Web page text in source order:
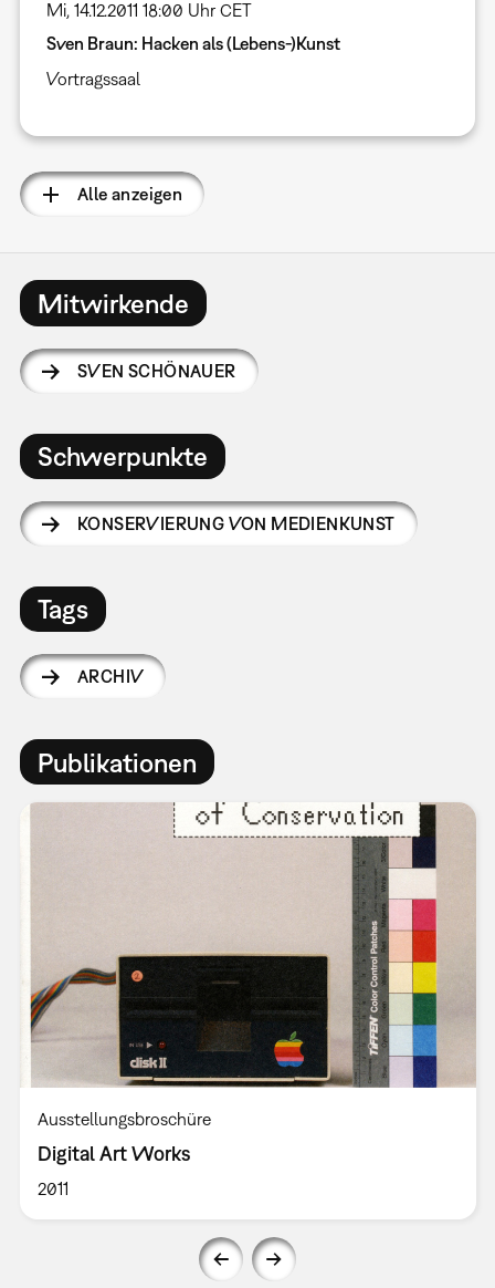
Mi, 14.12.2011 18:00 Uhr CET
Sven Braun: Hacken als (Lebens-)Kunst
Vortragssaal
Alle anzeigen
Mitwirkende
SVEN SCHÖNAUER
Schwerpunkte
KONSERVIERUNG VON MEDIENKUNST
Tags
ARCHIV
Publikationen
Ausstellungsbroschüre
Digital Art Works
2011